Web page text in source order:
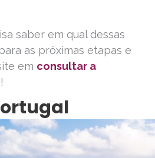
saber em qual dessas
as próximas etapas e
em consultar a